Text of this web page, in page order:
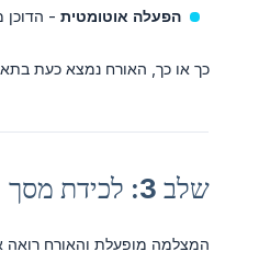
הפעלה אוטומטית - הדוכן
כך או כך, האורח נמצא כעת בתא
שלב 3: לכידת מסך
המצלמה מופעלת והאורח